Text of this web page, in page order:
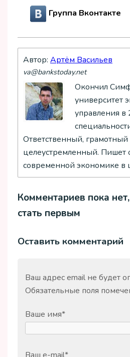
Группа Вконтакте
Автор: Артём Васильев
va@bankstoday.net
Окончил
университет
управления в
Ответственный, грамотный
целеустремленный. Пишет
современной экономике в
Комментариев пока
стать первым
Оставить комментарий
Ваш адрес email не будет
Обязательные поля
Ваше имя*